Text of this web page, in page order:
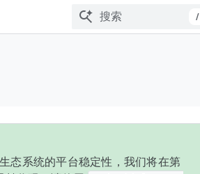
/
态系统的平台稳定性，我们将在第